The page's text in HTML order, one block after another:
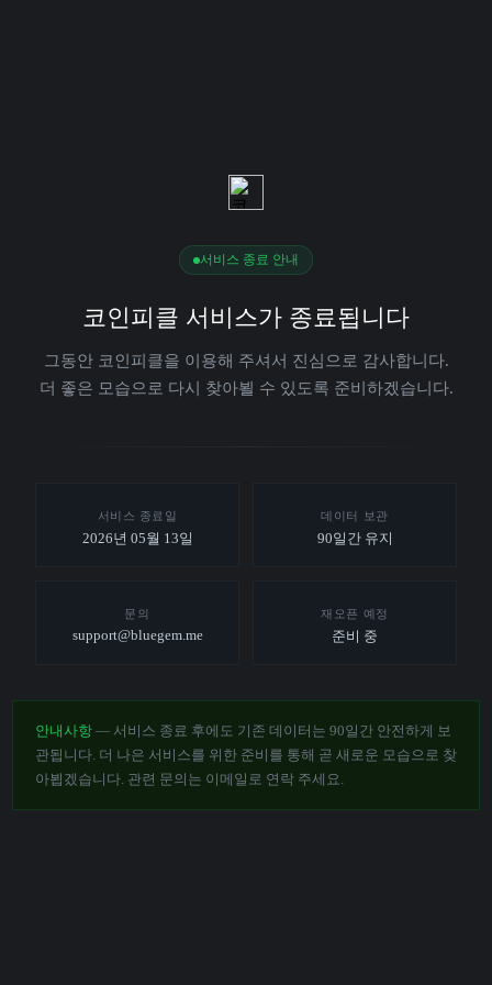
서비스 종료 안내
코인피클 서비스가 종료됩니다
그동안 코인피클을 이용해 주셔서 진심으로 감사합니다.
더 좋은 모습으로 다시 찾아뵐 수 있도록 준비하겠습니다.
서비스 종료일
2026년 05월 13일
데이터 보관
90일간 유지
문의
support@bluegem.me
재오픈 예정
준비 중
안내사항 — 서비스 종료 후에도 기존 데이터는 90일간 안전하게 보
관됩니다. 더 나은 서비스를 위한 준비를 통해 곧 새로운 모습으로 찾
아뵙겠습니다. 관련 문의는 이메일로 연락 주세요.